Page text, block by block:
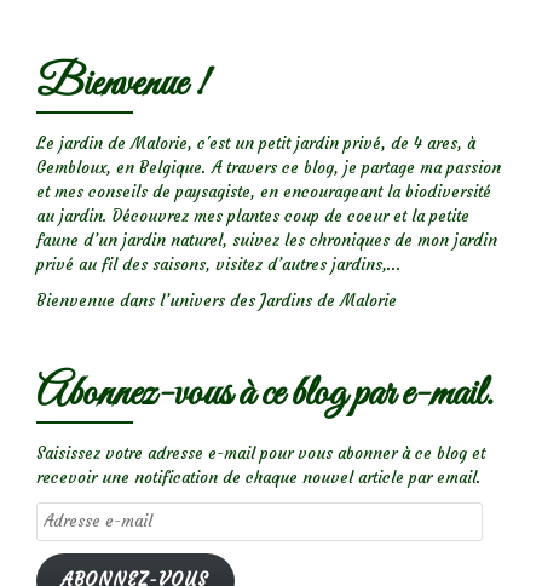
Bienvenue !
Le jardin de Malorie, c'est un petit jardin privé, de 4 ares, à
Gembloux, en Belgique. A travers ce blog, je partage ma passion
et mes conseils de paysagiste, en encourageant la biodiversité
au jardin. Découvrez mes plantes coup de coeur et la petite
faune d’un jardin naturel, suivez les chroniques de mon jardin
privé au fil des saisons, visitez d’autres jardins,...
Bienvenue dans l’univers des Jardins de Malorie
Abonnez-vous à ce blog par e-mail.
Saisissez votre adresse e-mail pour vous abonner à ce blog et
recevoir une notification de chaque nouvel article par email.
Adresse
e-
mail
ABONNEZ-VOUS